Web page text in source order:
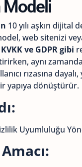
10 yılı aşkın dijital
web sitenizi
KVKK ve GDPR gibi
aynı
rızasına
yapıya dönüştürür.
Uyumluluğu